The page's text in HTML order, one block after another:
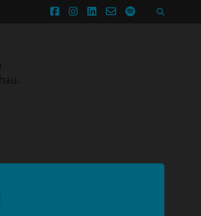
facebookinstagram
linkedin
email-spotify